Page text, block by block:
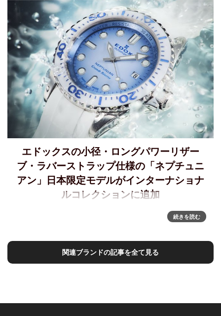
エドックスの小径・ロングパワーリザー
ブ・ラバーストラップ仕様の「ネプチュニ
アン」日本限定モデルがインターナショナ
ルコレクションに追加
ネプチュニアンの日本限定モデルがインターナショナルコレ
クションに追加～小径・ロングパワーリザーブ・ラバースト
リザ
続きを読む
関連ブランドの記事を全て見る